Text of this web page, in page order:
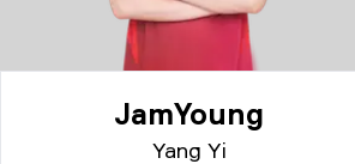
JamYoung
Yang Yi